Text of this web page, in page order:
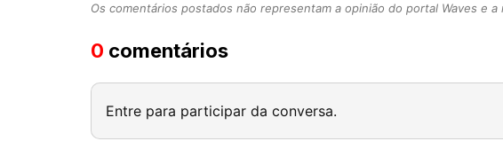
Os comentários postados não representam a opinião do portal Waves e
0 comentários
Entre para participar da conversa.